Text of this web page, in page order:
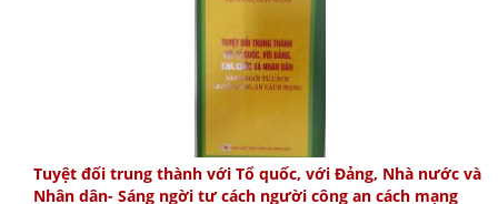
Tuyệt đối trung thành với Tổ quốc, với Đảng, Nhà nước và
Nhân dân- Sáng ngời tư cách người công an cách mạng